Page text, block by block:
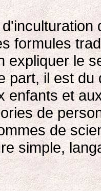
formules
expliquer le
part, il est
enfants et
de
de
simple,